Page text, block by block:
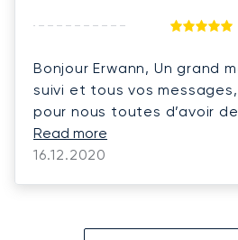
Bonjour Erwann, Un grand merci pour votre
suivi et tous vos
pour nous toutes d’avoir
live. Je vous souhaite – et
joignent à moi –
Read more
16.12.2020